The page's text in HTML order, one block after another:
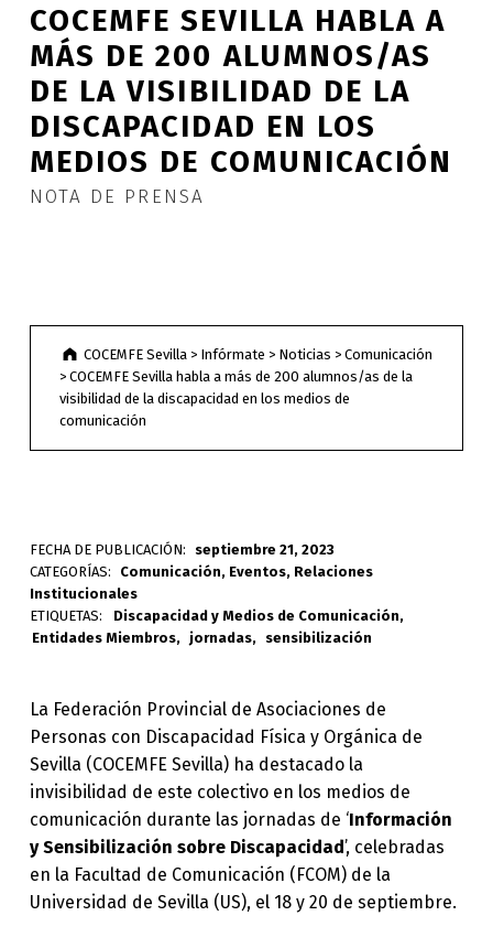
COCEMFE SEVILLA HABLA A
MÁS DE 200 ALUMNOS/AS
DE LA VISIBILIDAD DE LA
DISCAPACIDAD EN LOS
MEDIOS DE COMUNICACIÓN
NOTA DE PRENSA
COCEMFE Sevilla > Infórmate > Noticias >Comunicación
> COCEMFE Sevilla habla a más de 200 alumnos/as de la
visibilidad de la discapacidad en los medios de
comunicación
FECHA DE PUBLICACIÓN:
septiembre 21, 2023
CATEGORÍAS:
Comunicación, Eventos, Relaciones
Institucionales
ETIQUETAS:
Discapacidad y Medios de Comunicación
Entidades Miembros
jornadas sensibilización
La Federación Provincial de Asociaciones de
Personas con Discapacidad Física y Orgánica de
Sevilla (COCEMFE Sevilla) ha destacado la
invisibilidad de este colectivo en los medios de
comunicación durante las jornadas de ‘Información
y Sensibilización sobre Discapacidad’, celebradas
en la Facultad de Comunicación (FCOM) de la
Universidad de Sevilla (US), el 18 y 20 de septiembre.